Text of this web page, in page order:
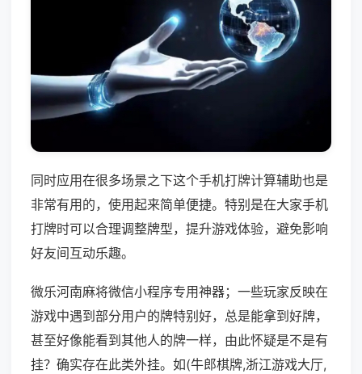
同时应用在很多场景之下这个手机打牌计算辅助也是
非常有用的，使用起来简单便捷。特别是在大家手机
打牌时可以合理调整牌型，提升游戏体验，避免影响
好友间互动乐趣。
微乐河南麻将微信小程序专用神器；一些玩家反映在
游戏中遇到部分用户的牌特别好，总是能拿到好牌，
甚至好像能看到其他人的牌一样，由此怀疑是不是有
挂？确实存在此类外挂。如(牛郎棋牌,浙江游戏大厅,